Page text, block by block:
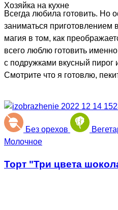
Хозяйка на кухне
Всегда любила готовить. Но
заниматься приготовлением
магия в том, как
всего люблю готовить
с подружками вкусный пирог
Смотрите что я готовлю,
Без орехов
Молочное
Торт "Три цвета